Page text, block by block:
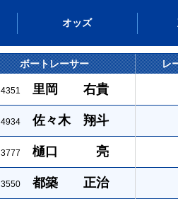
オッズ
ボートレーサー レ
4351 里岡 右貴
4934 佐々木 翔斗
3777 樋口 亮
3550 都築 正治